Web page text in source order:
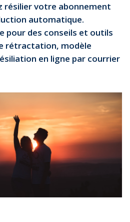
résilier votre abonnement
automatique.
pour des conseils et outils
rétractation, modèle
en ligne par courrier